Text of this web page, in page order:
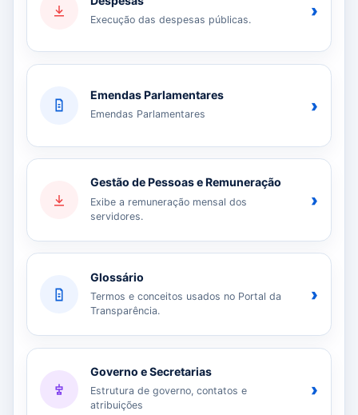
Execução das despesas públicas. ›
Emendas Parlamentares
Emendas Parlamentares ›
Gestão de Pessoas e Remuneração
Exibe a remuneração mensal dos
servidores.
›
Glossário
Termos e conceitos usados no Portal da
Transparência.
›
Governo e Secretarias
Estrutura de governo, contatos e
atribuições
›